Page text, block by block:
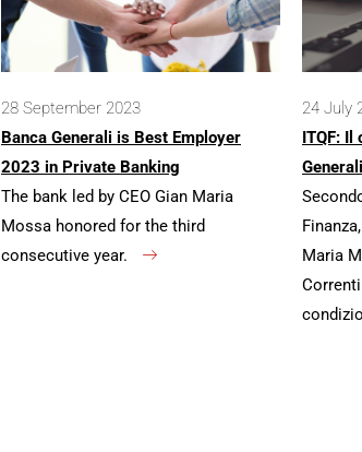
28 September 2023
Banca Generali is Best Employer
2023 in Private Banking
The bank led by CEO Gian Maria
Mossa honored for the third
consecutive year.
24 July
ITQF: Il
Maria